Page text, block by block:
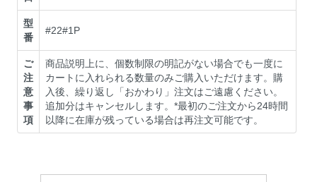
型
番
#22#1P
ご
注
意
事
項
商品説明上に、個数制限の明記がない場合でも一度に
カートに入れられる数量のみご購入いただけます。購
入後、繰り返し「おかわり」注文はご遠慮ください。
追加分はキャンセルします。*最初のご注文から24時間
以降に在庫が残っている場合は再注文可能です。